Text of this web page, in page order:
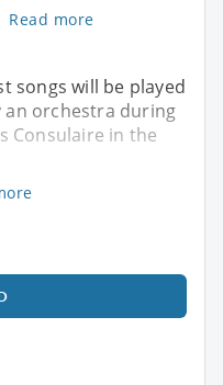
Read more
songs will be played
an orchestra during
Consulaire in the